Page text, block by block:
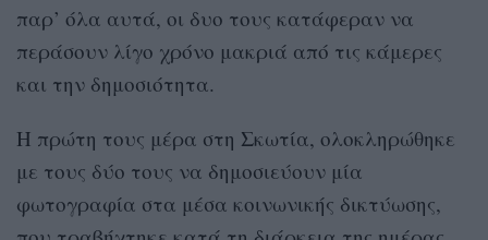
παρ’ όλα αυτά, οι δυο τους κατάφεραν να
περάσουν λίγο χρόνο μακριά από τις κάμερες
και την δημοσιότητα.
Η πρώτη τους μέρα στη Σκωτία, ολοκληρώθηκε
με τους δύο τους να δημοσιεύουν μία
φωτογραφία στα μέσα κοινωνικής δικτύωσης,